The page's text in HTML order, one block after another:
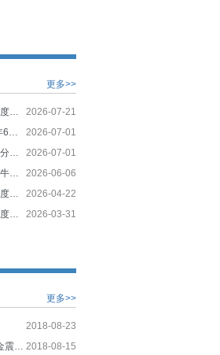
更多>>
2026-07-21
光大保德信基金管理有限公司旗下部分基金季度报告提示性公告
2026-07-01
光大保德信基金管理有限公司旗下基金2026年6月30日基金份额净值及累计净值公告
2026-07-01
光大保德信基金管理有限公司关于调整旗下部分基金持有的停牌股票估值方法的提示性公告
2026-06-06
光大保德信基金管理有限公司关于终止中证金牛（北京）基金销售有限公司办理本公司旗下基金销售业务的公告
2026-04-22
光大保德信基金管理有限公司旗下部分基金季度报告提示性公告
2026-03-31
光大保德信基金管理有限公司旗下部分基金年度报告提示性公告
更多>>
2018-08-23
2018-08-15
公募基金周度报告:养老目标基金获批,权益基金震荡反弹